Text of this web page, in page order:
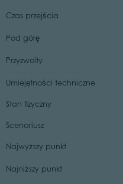
Czas przejścia
Pod górę
Przyzwoity
Umiejętności techniczne
Stan fizyczny
Scenariusz
Najwyższy punkt
Najniższy punkt